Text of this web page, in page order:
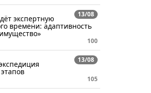
13/08
экспертную
времени: адаптивность
100
13/08
105